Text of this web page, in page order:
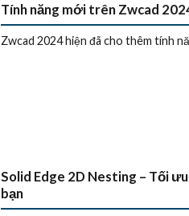
Tính năng mới trên Zwcad
Zwcad 2024 hiện đã cho thêm tính
Solid Edge 2D Nesting – Tối
bạn